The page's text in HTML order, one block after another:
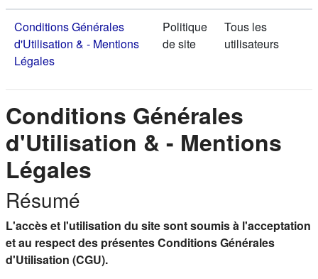
Conditions Générales
d'Utilisation & - Mentions
Légales
Politique
de site
Tous les
utilisateurs
Conditions Générales
d'Utilisation & - Mentions
Légales
Résumé
L'accès et l'utilisation du site sont soumis à l'acceptation
et au respect des présentes Conditions Générales
d'Utilisation (CGU).